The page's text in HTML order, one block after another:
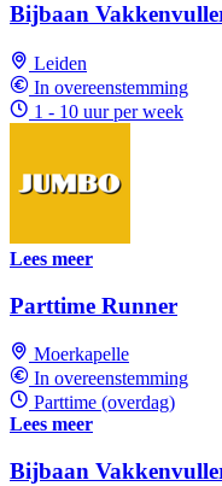
Bijbaan
Leiden
In overeenstemming
1 - 10 uur per week
Lees meer
Parttime Runner
Moerkapelle
In overeenstemming
Parttime (overdag)
Lees meer
Bijbaan